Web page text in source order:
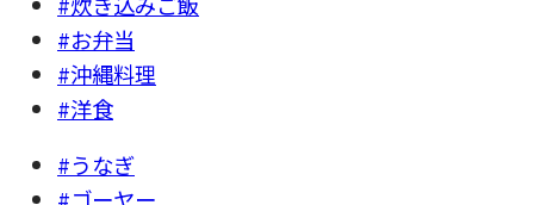
#お弁当
#沖縄料理
#洋食
#うなぎ